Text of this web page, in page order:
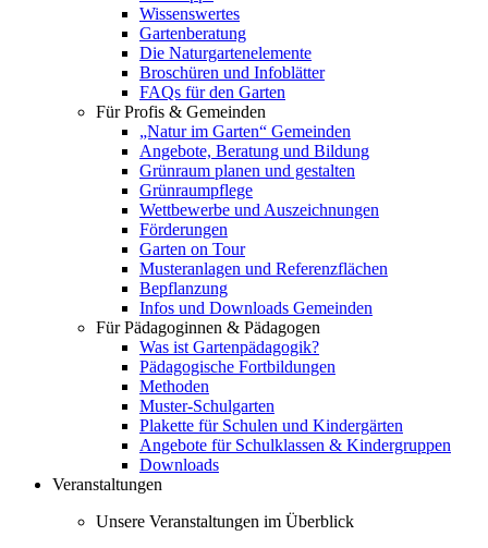
Wissenswertes
Gartenberatung
Die Naturgartenelemente
Broschüren und Infoblätter
FAQs für den Garten
Für Profis & Gemeinden
„Natur im Garten“ Gemeinden
Angebote, Beratung und Bildung
Grünraum planen und gestalten
Grünraumpflege
Wettbewerbe und Auszeichnungen
Förderungen
Garten on Tour
Musteranlagen und Referenzflächen
Bepflanzung
Infos und Downloads Gemeinden
Für Pädagoginnen & Pädagogen
Was ist Gartenpädagogik?
Pädagogische Fortbildungen
Methoden
Muster-Schulgarten
Plakette für Schulen und Kindergärten
Angebote für Schulklassen & Kindergruppen
Downloads
Veranstaltungen
Unsere Veranstaltungen im Überblick